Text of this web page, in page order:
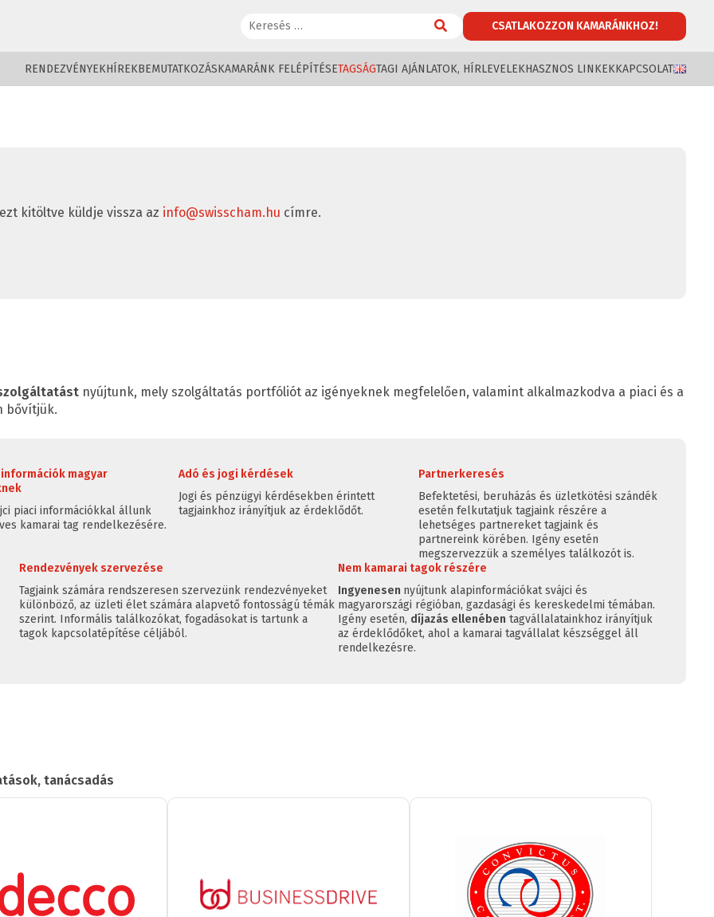
Keresés: CSATLAKOZZON KAMARÁNKHOZ!
RENDEZVÉNYEKHÍREKBEMUTATKOZÁSKAMARÁNK FELÉPÍTÉSETAGSÁGTAGI AJÁNLATOK, HÍRLEVELEKHASZNOS LINKEKKAPCSOLAT
kitöltve küldje vissza az info@swisscham.hu címre.
nyújtunk, mely szolgáltatás portfóliót az igényeknek megfelelően, valamint alkalmazkodva a piaci és a
bővítjük.
magyar
piaci információkkal állunk
kamarai tag rendelkezésére.
Adó és jogi kérdések
Jogi és pénzügyi kérdésekben érintett
tagjainkhoz irányítjuk az érdeklődőt.
Partnerkeresés
Befektetési, beruházás és üzletkötési szándék
esetén felkutatjuk tagjaink részére a
lehetséges partnereket tagjaink és
partnereink körében. Igény esetén
megszervezzük a személyes találkozót is.
Rendezvények szervezése
Tagjaink számára rendszeresen szervezünk rendezvényeket
különböző, az üzleti élet számára alapvető fontosságú témák
szerint. Informális találkozókat, fogadásokat is tartunk a
tagok kapcsolatépítése céljából.
Nem kamarai tagok részére
Ingyenesen nyújtunk alapinformációkat svájci és
magyarországi régióban, gazdasági és kereskedelmi témában.
Igény esetén, díjazás ellenében tagvállalatainkhoz irányítjuk
az érdeklődőket, ahol a kamarai tagvállalat készséggel áll
rendelkezésre.
tanácsadás